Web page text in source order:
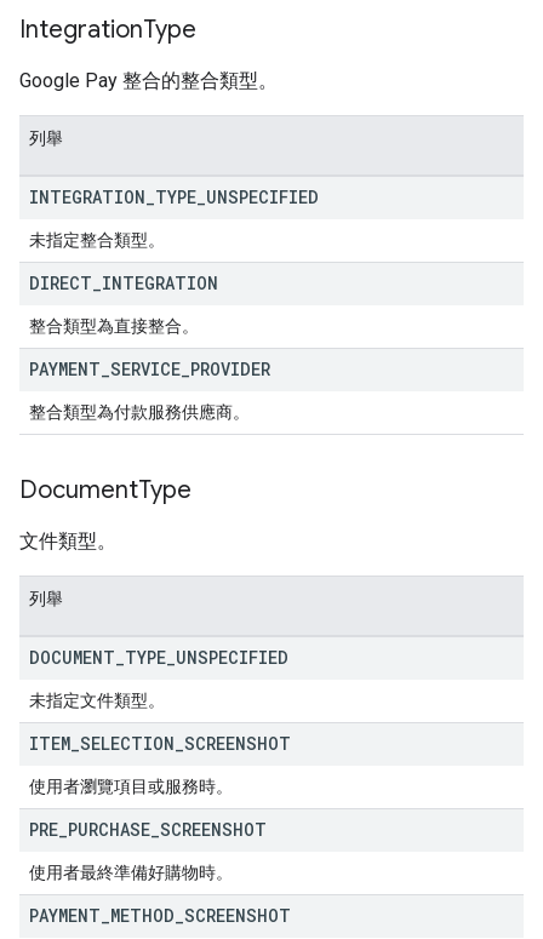
IntegrationType
Google Pay 整合的整合類型。
列舉
INTEGRATION TYPE UNSPECIFIED
未指定整合類型。
DIRECT INTEGRATION
整合類型為直接整合。
PAYMENT SERVICE PROVIDER
整合類型為付款服務供應商。
DocumentType
文件類型。
列舉
DOCUMENT TYPE UNSPECIFIED
未指定文件類型。
ITEM SELECTION SCREENSHOT
使用者瀏覽項目或服務時。
PRE PURCHASE SCREENSHOT
使用者最終準備好購物時。
PAYMENT METHOD SCREENSHOT